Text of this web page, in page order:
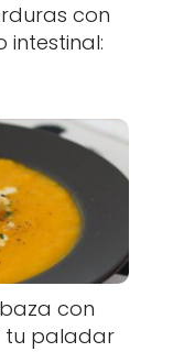
con
intestinal:
con
tu paladar